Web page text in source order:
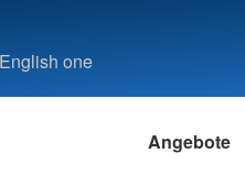
one
Angebote